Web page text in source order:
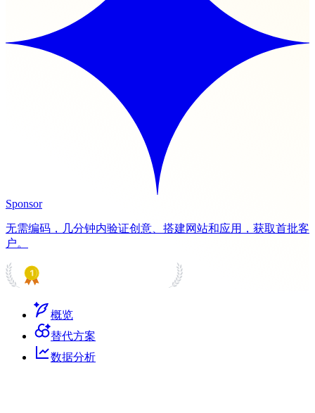
Sponsor
无需编码，几分钟内验证创意、搭建网站和应用，获取首批客
户。
概览
替代方案
数据分析